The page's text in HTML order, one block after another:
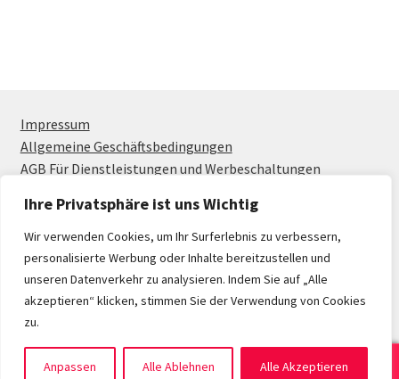
Ihre Privatsphäre ist uns Wichtig
Wir verwenden Cookies, um Ihr Surferlebnis zu verbessern,
personalisierte Werbung oder Inhalte bereitzustellen und
unseren Datenverkehr zu analysieren. Indem Sie auf „Alle
akzeptieren“ klicken, stimmen Sie der Verwendung von Cookies
zu.
Anpassen Alle Ablehnen Alle Akzeptieren
Impressum
Allgemeine Geschäftsbedingungen
AGB Für Dienstleistungen und Werbeschaltungen
© OWL-Webshop 2026
Datenschutzerklärung
Erstellt mit WooCommerce.
0